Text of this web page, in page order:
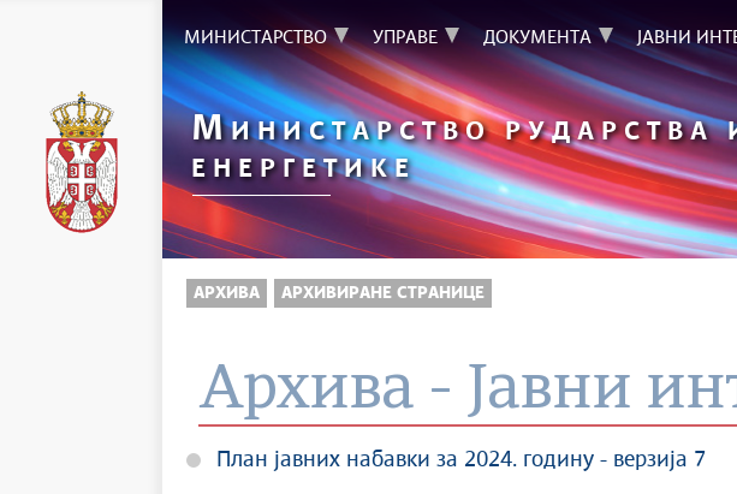
МИНИСТАРСТВО УПРАВЕ ДОКУМЕНТА ЈАВНИ
МИНИСТАРСТВО РУДАРСТВА
ЕНЕРГЕТИКЕ
АРХИВА АРХИВИРАНЕ СТРАНИЦЕ
Архива - Јавни
План јавних набавки за 2024. годину - верзија 7